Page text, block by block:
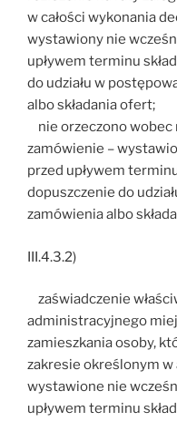
w całości wykonania
wystawiony nie
upływem terminu
do udziału w
albo składania ofert;
nie orzeczono wobec
zamówienie –
przed upływem
dopuszczenie do
zamówienia albo
III.4.3.2)
zaświadczenie
administracyjnego
zamieszkania osoby,
zakresie określonym w
wystawione nie
upływem terminu